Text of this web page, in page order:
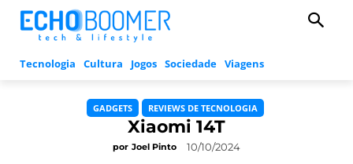
Tecnologia Cultura Jogos Sociedade Viagens
GADGETS REVIEWS DE TECNOLOGIA
Xiaomi 14T
por Joel Pinto 10/10/2024